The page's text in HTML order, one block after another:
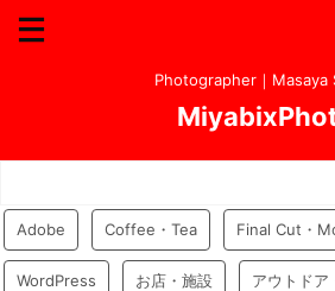
Photographer｜Masaya
Adobe Coffee・Tea Final Cut・
WordPress お店・施設 アウトドア